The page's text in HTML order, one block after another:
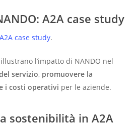
A2A case study
A2A case study.
l’impatto di NANDO nel
servizio, promuovere la
i costi operativi per le aziende.
sostenibilità in A2A